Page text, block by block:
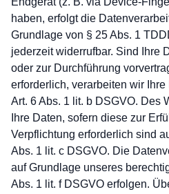
haben, erfolgt die
Grundlage von § 25 Abs. 1
jederzeit widerrufbar. Sind Ihre
oder zur Durchführung
erforderlich, verarbeiten wir
Art. 6 Abs. 1 lit. b DSGVO. Des
Ihre Daten, sofern diese zur
Verpflichtung erforderlich sind
Abs. 1 lit. c DSGVO. Die
auf Grundlage unseres
Abs. 1 lit. f DSGVO erfolgen.